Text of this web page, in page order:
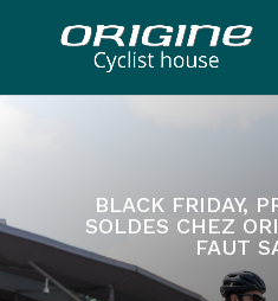
BLACK FRIDAY,
SOLDES CHEZ
FAUT